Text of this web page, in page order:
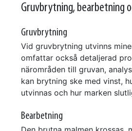
Gruvbrytning, bearbetning
Gruvbrytning
Vid gruvbrytning utvinns
omfattar också detaljerad
närområden till gruvan,
kan brytning ske med vinst,
utvinnas och hur marken
Bearbetning